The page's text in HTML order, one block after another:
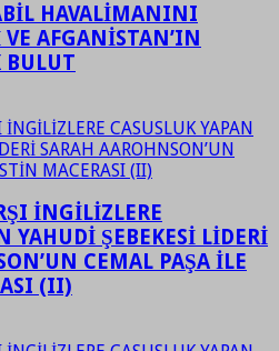
HAVALİMANINI
AFGANİSTAN’IN
BULUT
İNGİLİZLERE
YAHUDİ ŞEBEKESİ LİDERİ
CEMAL PAŞA İLE
(II)